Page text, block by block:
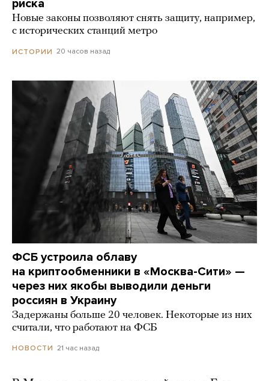
риска
Новые законы позволяют снять защиту, например,
с исторических станций метро
ИСТОРИИ 20 часов назад
ФСБ устроила облаву
на криптообменники в «Москва-Сити» —
через них якобы выводили деньги
россиян в Украину
Задержаны больше 20 человек. Некоторые из них
считали, что работают на ФСБ
НОВОСТИ 21 час назад